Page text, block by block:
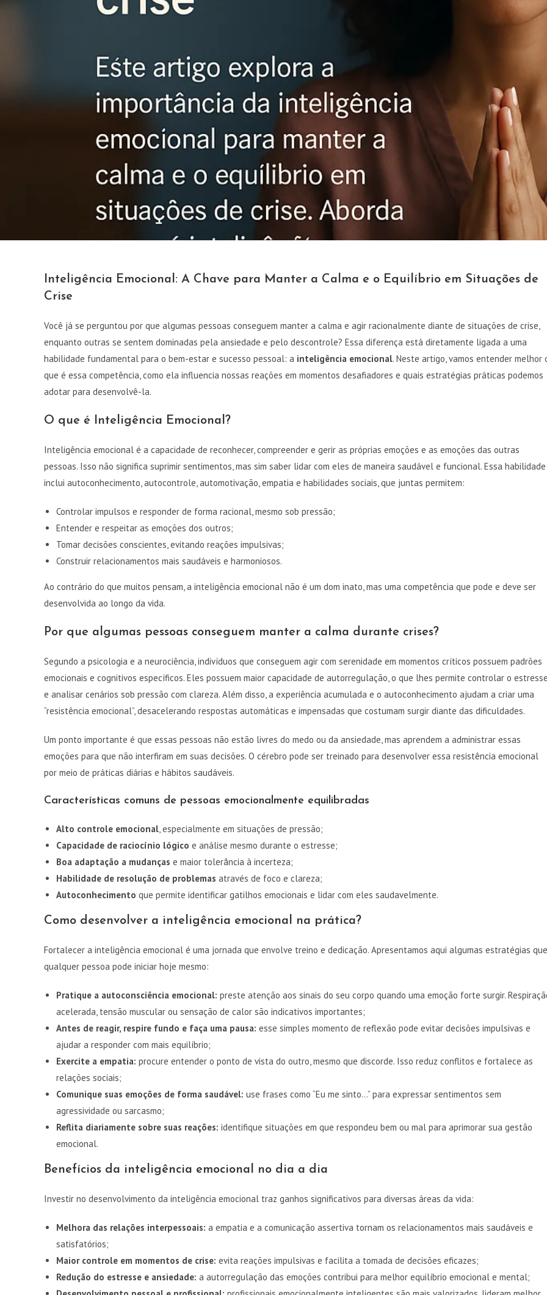
Inteligência Emocional: A Chave para Manter a Calma e o Equilíbrio em Situações de
Crise
Você já se perguntou por que algumas pessoas conseguem manter a calma e agir racionalmente diante de situações de crise,
enquanto outras se sentem dominadas pela ansiedade e pelo descontrole? Essa diferença está diretamente ligada a uma
habilidade fundamental para o bem-estar e sucesso pessoal: a inteligência emocional. Neste artigo, vamos entender melhor
que é essa competência, como ela influencia nossas reações em momentos desafiadores e quais estratégias práticas podemos
adotar para desenvolvê-la.
O que é Inteligência Emocional?
Inteligência emocional é a capacidade de reconhecer, compreender e gerir as próprias emoções e as emoções das outras
pessoas. Isso não significa suprimir sentimentos, mas sim saber lidar com eles de maneira saudável e funcional. Essa habilidade
inclui autoconhecimento, autocontrole, automotivação, empatia e habilidades sociais, que juntas permitem:
Controlar impulsos e responder de forma racional, mesmo sob pressão;
Entender e respeitar as emoções dos outros;
Tomar decisões conscientes, evitando reações impulsivas;
Construir relacionamentos mais saudáveis e harmoniosos.
Ao contrário do que muitos pensam, a inteligência emocional não é um dom inato, mas uma competência que pode e deve ser
desenvolvida ao longo da vida.
Por que algumas pessoas conseguem manter a calma durante crises?
Segundo a psicologia e a neurociência, indivíduos que conseguem agir com serenidade em momentos críticos possuem padrões
emocionais e cognitivos específicos. Eles possuem maior capacidade de autorregulação, o que lhes permite controlar o
e analisar cenários sob pressão com clareza. Além disso, a experiência acumulada e o autoconhecimento ajudam a criar uma
“resistência emocional”, desacelerando respostas automáticas e impensadas que costumam surgir diante das dificuldades.
Um ponto importante é que essas pessoas não estão livres do medo ou da ansiedade, mas aprendem a administrar essas
emoções para que não interfiram em suas decisões. O cérebro pode ser treinado para desenvolver essa resistência emocional
por meio de práticas diárias e hábitos saudáveis.
Características comuns de pessoas emocionalmente equilibradas
Alto controle emocional, especialmente em situações de pressão;
Capacidade de raciocínio lógico e análise mesmo durante o estresse;
Boa adaptação a mudanças e maior tolerância à incerteza;
Habilidade de resolução de problemas através de foco e clareza;
Autoconhecimento que permite identificar gatilhos emocionais e lidar com eles saudavelmente.
Como desenvolver a inteligência emocional na prática?
Fortalecer a inteligência emocional é uma jornada que envolve treino e dedicação. Apresentamos aqui algumas estratégias que
qualquer pessoa pode iniciar hoje mesmo:
Pratique a autoconsciência emocional: preste atenção aos sinais do seu corpo quando uma emoção forte surgir.
acelerada, tensão muscular ou sensação de calor são indicativos importantes;
Antes de reagir, respire fundo e faça uma pausa: esse simples momento de reflexão pode evitar decisões impulsivas e
ajudar a responder com mais equilíbrio;
Exercite a empatia: procure entender o ponto de vista do outro, mesmo que discorde. Isso reduz conflitos e fortalece as
relações sociais;
Comunique suas emoções de forma saudável: use frases como “Eu me sinto…” para expressar sentimentos sem
agressividade ou sarcasmo;
Reflita diariamente sobre suas reações: identifique situações em que respondeu bem ou mal para aprimorar sua gestão
emocional.
Benefícios da inteligência emocional no dia a dia
Investir no desenvolvimento da inteligência emocional traz ganhos significativos para diversas áreas da vida:
Melhora das relações interpessoais: a empatia e a comunicação assertiva tornam os relacionamentos mais saudáveis e
satisfatórios;
Maior controle em momentos de crise: evita reações impulsivas e facilita a tomada de decisões eficazes;
Redução do estresse e ansiedade: a autorregulação das emoções contribui para melhor equilíbrio emocional e mental;